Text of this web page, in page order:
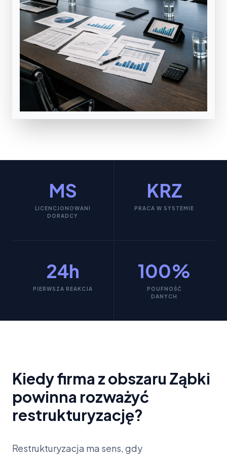
MS
LICENCJONOWANI
DORADCY
KRZ
PRACA W SYSTEMIE
24h
PIERWSZA REAKCJA
100%
POUFNOŚĆ
DANYCH
Kiedy firma z obszaru Ząbki
powinna rozważyć
restrukturyzację?
Restrukturyzacja ma sens, gdy